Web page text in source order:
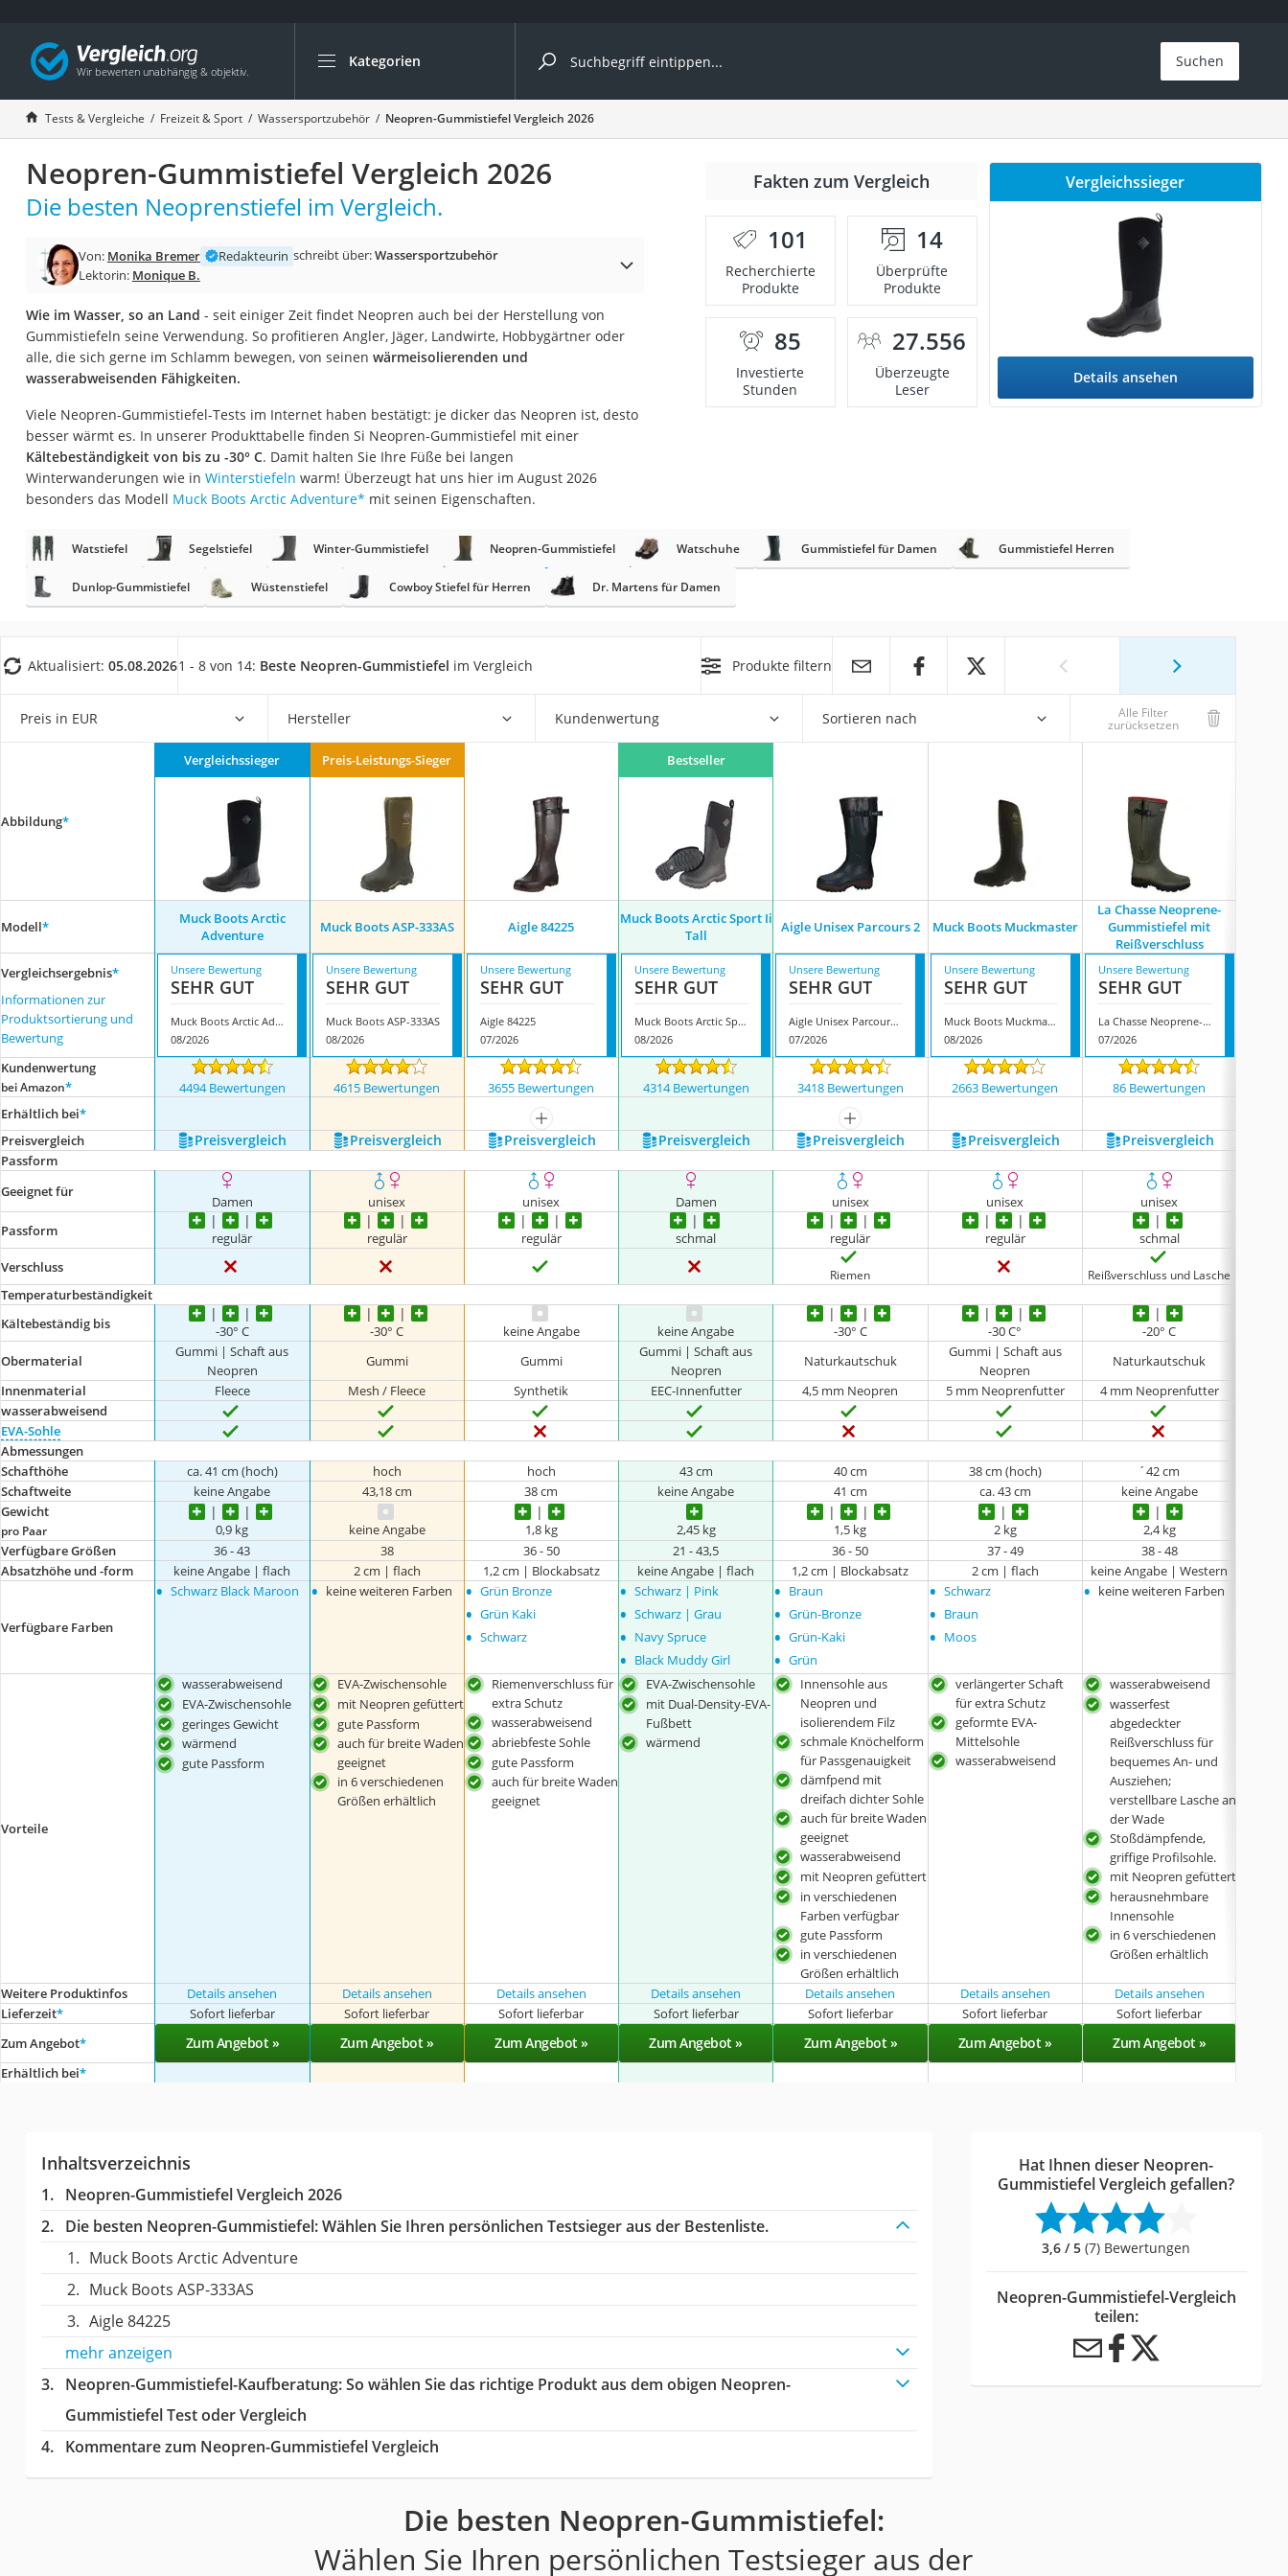
Kategorien
Die beliebtesten Vergleiche nach Kategorie
Freizeit & Sport
Gartentrampolin
Trampolin
Metalldetektor
Eufab-Fahrradträger
Trampolin 366 cm
Aluminium-Koffer
Futterboot
E-Bike-Dreirad
Trekkingschuhe Herren
Reisetasche mit Rollen
Klimmzugstation
Koffer
Nachtsichtgerät
Faltschloss
Vibrationsplatte
Sicherheitsweste Reiten
Service
Suchen
Tests & Vergleiche Freizeit & Sport Wassersportzubehör Neopren-Gummistiefel Vergleich 2026
Neopren-Gummistiefel Vergleich 2026
Die besten Neoprenstiefel im Vergleich.
Von: Monika Bremer Redakteurin schreibt über:Wassersportzubehör
Lektorin: Monique B.
Wie im Wasser, so an Land - seit einiger Zeit findet Neopren auch bei der Herstellung von
Gummistiefeln seine Verwendung. So profitieren Angler, Jäger, Landwirte, Hobbygärtner oder
alle, die sich gerne im Schlamm bewegen, von seinen wärmeisolierenden und
wasserabweisenden Fähigkeiten.
Viele Neopren-Gummistiefel-Tests im Internet haben bestätigt: je dicker das Neopren ist, desto
besser wärmt es. In unserer Produkttabelle finden Si Neopren-Gummistiefel mit einer
Kältebeständigkeit von bis zu -30° C. Damit halten Sie Ihre Füße bei langen
Winterwanderungen wie in Winterstiefeln warm! Überzeugt hat uns hier im August 2026
besonders das Modell Muck Boots Arctic Adventure* mit seinen Eigenschaften.
Fakten zum Vergleich
101
Recherchierte
Produkte
14
Überprüfte
Produkte
85
Investierte
Stunden
27.556
Überzeugte
Leser
Vergleichssieger
Details ansehen
Watstiefel Segelstiefel Winter-Gummistiefel Neopren-Gummistiefel Watschuhe Gummistiefel für Damen Gummistiefel Herren
Dunlop-Gummistiefel Wüstenstiefel Cowboy Stiefel für Herren Dr. Martens für Damen
Aktualisiert: 05.08.20261 - 8 von 14: Beste Neopren-Gummistiefel im Vergleich Produkte filtern
Preis in EUR Hersteller Kundenwertung Sortieren nach Alle Filter
zurücksetzen
Abbildung*
Vergleichssieger Preis-Leistungs-Sieger Bestseller
Modell*
Muck Boots Arctic
Adventure
Muck Boots ASP-333AS Aigle 84225
Muck Boots Arctic Sport Ii
Tall
Aigle Unisex Parcours 2 Muck Boots Muckmaster
La Chasse Neoprene-
Gummistiefel mit
Reißverschluss
Vergleichsergebnis*
Informationen zur
Produktsortierung und
Bewertung
Unsere Bewertung
SEHR GUT
Muck Boots Arctic Adventure
08/2026
Unsere Bewertung
SEHR GUT
Muck Boots ASP-333AS
08/2026
Unsere Bewertung
SEHR GUT
Aigle 84225
07/2026
Unsere Bewertung
SEHR GUT
Muck Boots Arctic Sport Ii Tall
08/2026
Unsere Bewertung
SEHR GUT
Aigle Unisex Parcours 2
07/2026
Unsere Bewertung
SEHR GUT
Muck Boots Muckmaster
08/2026
Unsere Bewertung
SEHR GUT
La Chasse Neoprene-Gummistiefel mit Reißverschluss
07/2026
Kundenwertung
bei Amazon* 4494 Bewertungen 4615 Bewertungen 3655 Bewertungen 4314 Bewertungen 3418 Bewertungen 2663 Bewertungen 86 Bewertungen
Erhältlich bei*
mehr anzeigen
mehr anzeigen
Preis­vergleich
Preis­vergleich Preis­vergleich Preis­vergleich Preis­vergleich Preis­vergleich Preis­vergleich Preis­vergleich
Passform
Geeignet für
Damen unisex unisex Damen unisex unisex
unisex
Passform
regulär regulär regulär schmal regulär regulär
schmal
Verschluss
Riemen Reißverschluss und Lasche
Temperaturbeständigkeit
Kältebeständig bis
-30° C -30° C keine Angabe keine Angabe -30° C -30 C° -20° C
Obermaterial
Gummi | Schaft aus
Neopren
Gummi Gummi
Gummi | Schaft aus
Neopren
Naturkautschuk
Gummi | Schaft aus
Neopren
Naturkautschuk
Innenmaterial Fleece Mesh / Fleece Synthetik EEC-Innenfutter 4,5 mm Neopren 5 mm Neoprenfutter
4 mm Neoprenfutter
wasserabweisend
EVA-Sohle
Abmessungen
Schafthöhe
ca. 41 cm (hoch) hoch hoch 43 cm 40 cm 38 cm (hoch)
´42 cm
Schaftweite
keine Angabe 43,18 cm 38 cm keine Angabe 41 cm ca. 43 cm keine Angabe
Gewicht
pro Paar 0,9 kg keine Angabe 1,8 kg 2,45 kg 1,5 kg 2 kg 2,4 kg
Verfügbare Größen
36 - 43 38 36 - 50 21 - 43,5 36 - 50 37 - 49
38 - 48
Absatzhöhe und -form
keine Angabe | flach 2 cm | flach 1,2 cm | Blockabsatz keine Angabe | flach 1,2 cm | Blockabsatz 2 cm | flach keine Angabe | Western
Verfügbare Farben
• Schwarz Black Maroon • keine weiteren Farben • Grün Bronze
• Grün Kaki
• Schwarz
• Schwarz | Pink
• Schwarz | Grau
• Navy Spruce
• Black Muddy Girl
• Braun
• Grün-Bronze
• Grün-Kaki
• Grün
• Schwarz
• Braun
• Moos
• keine weiteren Farben
Vorteile
wasserabweisend
EVA-Zwischensohle
geringes Gewicht
wärmend
gute Passform
EVA-Zwischensohle
mit Neopren gefüttert
gute Passform
auch für breite Waden
geeignet
in 6 verschiedenen
Größen erhältlich
Riemenverschluss für
extra Schutz
wasserabweisend
abriebfeste Sohle
gute Passform
auch für breite Waden
geeignet
EVA-Zwischensohle
mit Dual-Density-EVA-
Fußbett
wärmend
Innensohle aus
Neopren und
isolierendem Filz
schmale Knöchelform
für Passgenauigkeit
dämfpend mit
dreifach dichter Sohle
auch für breite Waden
geeignet
wasserabweisend
mit Neopren gefüttert
in verschiedenen
Farben verfügbar
gute Passform
in verschiedenen
Größen erhältlich
verlängerter Schaft
für extra Schutz
geformte EVA-
Mittelsohle
wasserabweisend
wasserabweisend
wasserfest
abgedeckter
Reißverschluss für
bequemes An- und
Ausziehen;
verstellbare Lasche an
der Wade
Stoßdämpfende,
griffige Profilsohle.
mit Neopren gefüttert
herausnehmbare
Innensohle
in 6 verschiedenen
Größen erhältlich
Weitere Produktinfos Details ansehen Details ansehen Details ansehen Details ansehen Details ansehen Details ansehen
Details ansehen
Lieferzeit* Sofort lieferbar Sofort lieferbar Sofort lieferbar Sofort lieferbar Sofort lieferbar Sofort lieferbar Sofort lieferbar
Zum Angebot* Zum Angebot » Zum Angebot » Zum Angebot » Zum Angebot » Zum Angebot » Zum Angebot » Zum Angebot »
Erhältlich bei*
Inhaltsverzeichnis
Neopren-Gummistiefel Vergleich 2026
Die besten Neopren-Gummistiefel:Wählen Sie Ihren persönlichen Testsieger aus der Bestenliste.
Muck Boots Arctic Adventure
Muck Boots ASP-333AS
Aigle 84225
mehr anzeigen
Neopren-Gummistiefel-Kaufberatung: So wählen Sie das richtige Produkt aus dem obigen Neopren-
Gummistiefel Test oder Vergleich
Kommentare zum Neopren-Gummistiefel Vergleich
Hat Ihnen dieser Neopren-
Gummistiefel Vergleich gefallen?
3,6 / 5 (7) Bewertungen
Neopren-Gummistiefel-Vergleich
teilen:
Die besten Neopren-Gummistiefel:
Wählen Sie Ihren persönlichen Testsieger aus der